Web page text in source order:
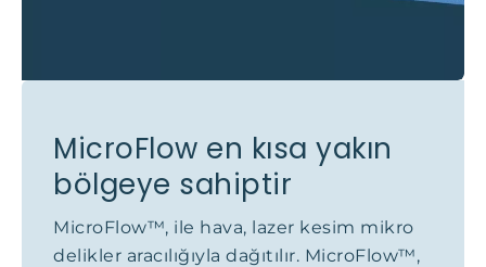
MicroFlow en kısa yakın
bölgeye sahiptir
MicroFlow™, ile hava, lazer kesim mikro
delikler aracılığıyla dağıtılır. MicroFlow™,